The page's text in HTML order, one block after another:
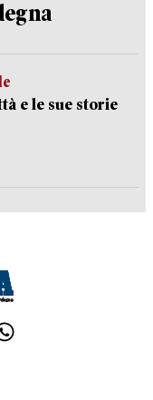
e le sue storie